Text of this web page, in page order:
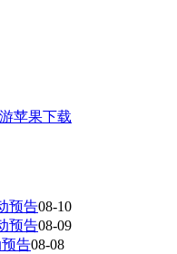
预告08-10
预告08-09
告08-08